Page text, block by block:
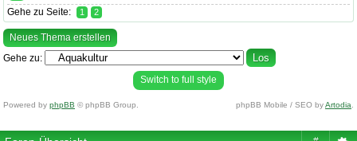
Gehe zu Seite: 1 2
Neues Thema erstellen
Gehe zu:
Switch to full style
Powered by phpBB © phpBB Group. phpBB Mobile / SEO byArtodia